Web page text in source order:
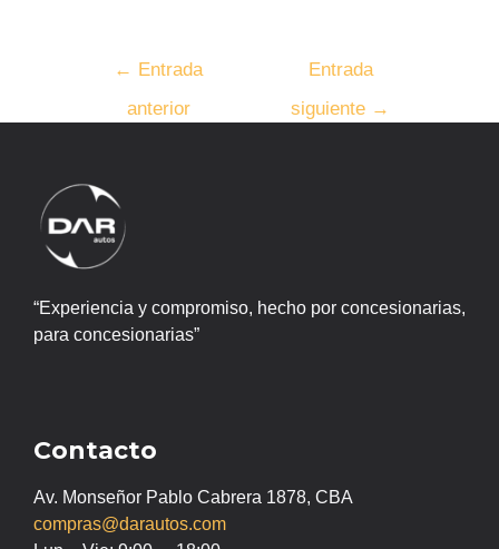
← Entrada
anterior
Entrada
siguiente →
“Experiencia y compromiso, hecho por concesionarias,
para concesionarias”
Contacto
Av. Monseñor Pablo Cabrera 1878, CBA
compras@darautos.com